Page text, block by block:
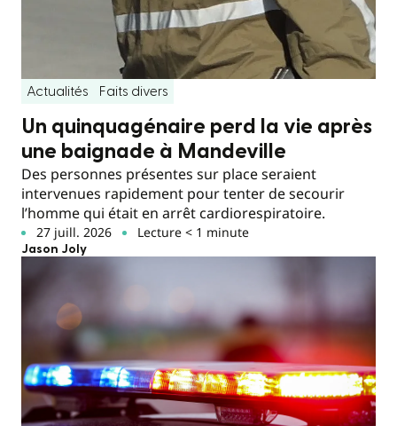
Actualités Faits divers
Un quinquagénaire perd la vie après
une baignade à Mandeville
Des personnes présentes sur place seraient
intervenues rapidement pour tenter de secourir
l’homme qui était en arrêt cardiorespiratoire.
27 juill. 2026 Lecture < 1 minute
Jason Joly